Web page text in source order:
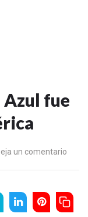
Azul fue
un comentario